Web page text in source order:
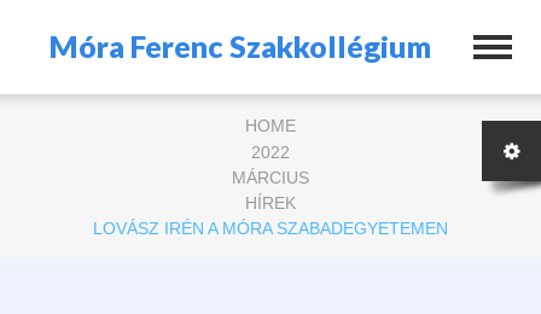
Móra Ferenc Szakkollégium
HOME
2022
MÁRCIUS
HÍREK
LOVÁSZ IRÉN A MÓRA SZABADEGYETEMEN